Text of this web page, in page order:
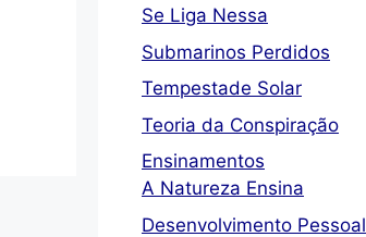
Se Liga Nessa
Submarinos Perdidos
Tempestade Solar
Teoria da Conspiração
Ensinamentos
A Natureza Ensina
Desenvolvimento Pessoal